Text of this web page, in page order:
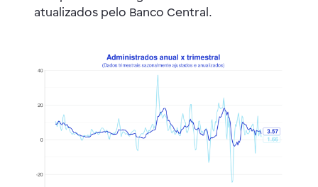
atualizados pelo Banco Central.